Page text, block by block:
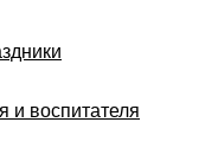
и воспитателя